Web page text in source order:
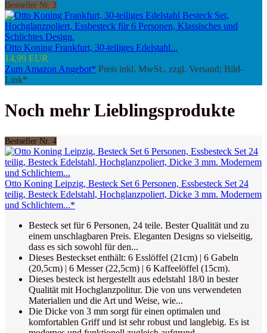
Bestseller Nr. 3
Otto Koning Frankfurt, 30-teiliges Edelstahl...
14,99 EUR
Zum Amazon Angebot* Preis inkl. MwSt., zzgl. Versand; Bild-
Link*
Noch mehr Lieblingsprodukte
Bestseller Nr. 4
Otto Koning Leipzig, Besteck Set 6 Personen, Essbesteck Set 24
teilig, Besteck Edelstahl, Hochglanzpoliert, Dicke 3 mm. Modernem
und Schlichtem...*
Besteck set für 6 Personen, 24 teile. Bester Qualität und zu
einem unschlagbaren Preis. Eleganten Designs so vielseitig,
dass es sich sowohl für den...
Dieses Besteckset enthält: 6 Esslöffel (21cm) | 6 Gabeln
(20,5cm) | 6 Messer (22,5cm) | 6 Kaffeelöffel (15cm).
Dieses besteck ist hergestellt aus edelstahl 18/0 in bester
Qualität mit Hochglanzpolitur. Die von uns verwendeten
Materialien und die Art und Weise, wie...
Die Dicke von 3 mm sorgt für einen optimalen und
komfortablen Griff und ist sehr robust und langlebig. Es ist